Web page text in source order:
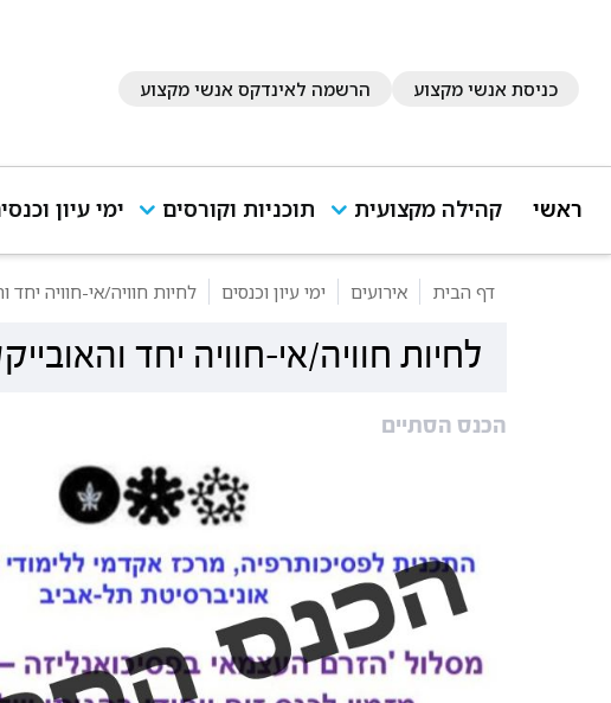
כניסת אנשי מקצוע הרשמה לאינדקס אנשי מקצוע
ראשי קהילה מקצועית תוכניות וקורסים ימי עיון
דף הבית אירועים ימי עיון וכנסים לחיות חוויה/אי-חוויה יחד
לחיות חוויה/אי-חוויה יחד
הכנס הסתיים